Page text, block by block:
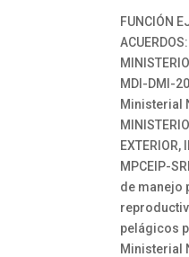
FUNCIÓN
ACUERDOS:
MDI-DMI-
Ministerial
EXTERIOR,
MPCEIP-
de manejo
pelágicos
Ministerial